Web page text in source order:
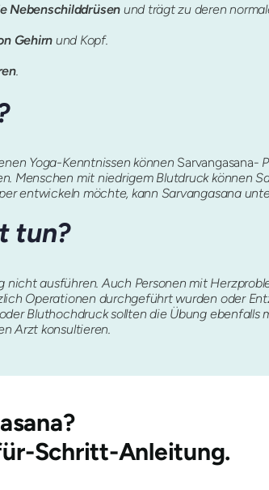
Nebenschilddrüsen und trägt zu deren
Gehirn und Kopf.
.
Yoga-Kenntnissen können Sarvangasana-
Menschen mit niedrigem Blutdruck können
entwickeln möchte, kann Sarvangasana
tun?
nicht ausführen. Auch Personen mit
Operationen durchgeführt wurden oder
Bluthochdruck sollten die Übung
Arzt konsultieren.
?
Schritt-Anleitung.